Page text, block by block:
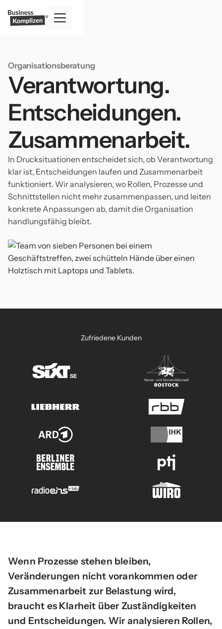
Organisationsberatung
Verantwortung.
Entscheidungen.
Zusammenarbeit.
In Drucksituationen entscheidet sich, ob Verantwortung
klar ist, Entscheidungen laufen und Zusammenarbeit
funktioniert. Wir analysieren, wo Rollen, Prozesse und
Schnittstellen nicht mehr zusammenpassen, und leiten
konkrete Anpassungen ab, damit die Organisation
handlungsfähig bleibt.
Zufriedene Kunden
Wenn Prozesse stehen bleiben,
Veränderungen nicht vorankommen oder
Zusammenarbeit zur Belastung wird,
braucht es Klarheit über Zuständigkeiten
und Entscheidungen. Wir analysieren Rollen,